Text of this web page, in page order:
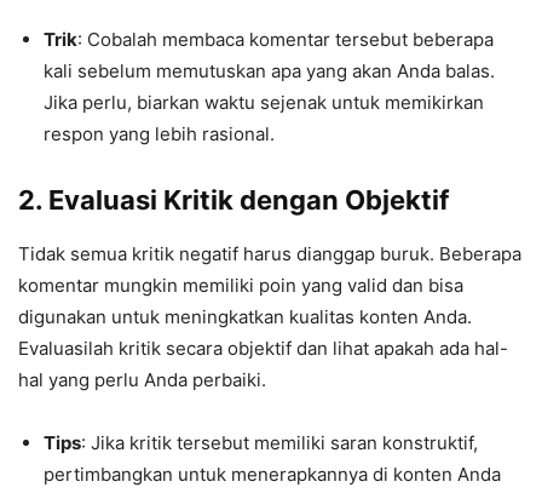
Trik: Cobalah membaca komentar tersebut beberapa
kali sebelum memutuskan apa yang akan Anda balas.
Jika perlu, biarkan waktu sejenak untuk memikirkan
respon yang lebih rasional.
2. Evaluasi Kritik dengan Objektif
Tidak semua kritik negatif harus dianggap buruk. Beberapa
komentar mungkin memiliki poin yang valid dan bisa
digunakan untuk meningkatkan kualitas konten Anda.
Evaluasilah kritik secara objektif dan lihat apakah ada hal-
hal yang perlu Anda perbaiki.
Tips: Jika kritik tersebut memiliki saran konstruktif,
pertimbangkan untuk menerapkannya di konten Anda